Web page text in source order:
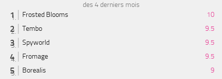
des 4 derniers mois
Frosted Blooms
10
Tembo
9.5
Spyworld
9.5
Fromage
9.5
Borealis
9